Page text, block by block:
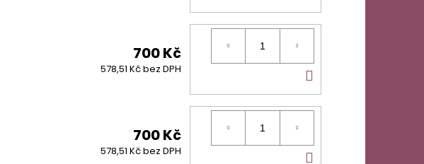
KOŠÍKU
700 Kč
578,51 Kč bez DPH
KOŠÍKU
700 Kč
578,51 Kč bez DPH